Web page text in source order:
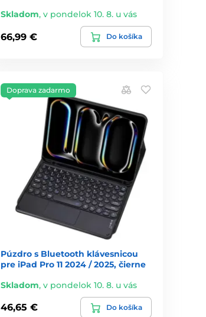
Skladom,v pondelok 10. 8. u vás
66,99 € Do košíka
Doprava zadarmo
Púzdro s Bluetooth klávesnicou
pre iPad Pro 11 2024 / 2025, čierne
Skladom,v pondelok 10. 8. u vás
46,65 € Do košíka